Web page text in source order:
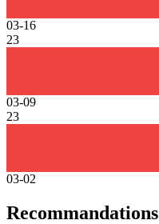
03-16
23
03-09
23
03-02
Recommandations